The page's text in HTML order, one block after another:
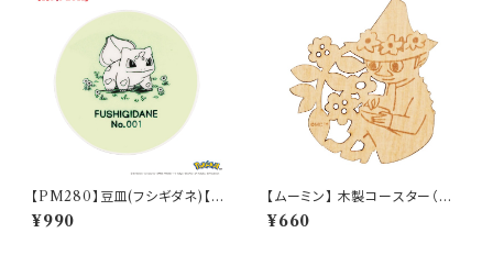
【PM280】豆皿(フシギダネ)【D
aily Sketch】PM281-333
¥990
【ムーミン】 木製コースター（ス
ナフキン）【木製コースター】
¥660